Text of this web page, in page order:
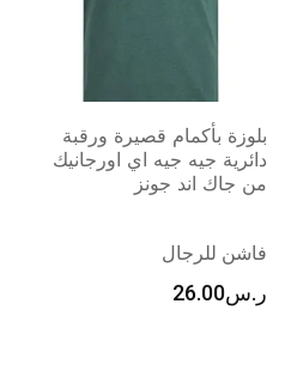
من جاك اند جونز بقبة دائرية